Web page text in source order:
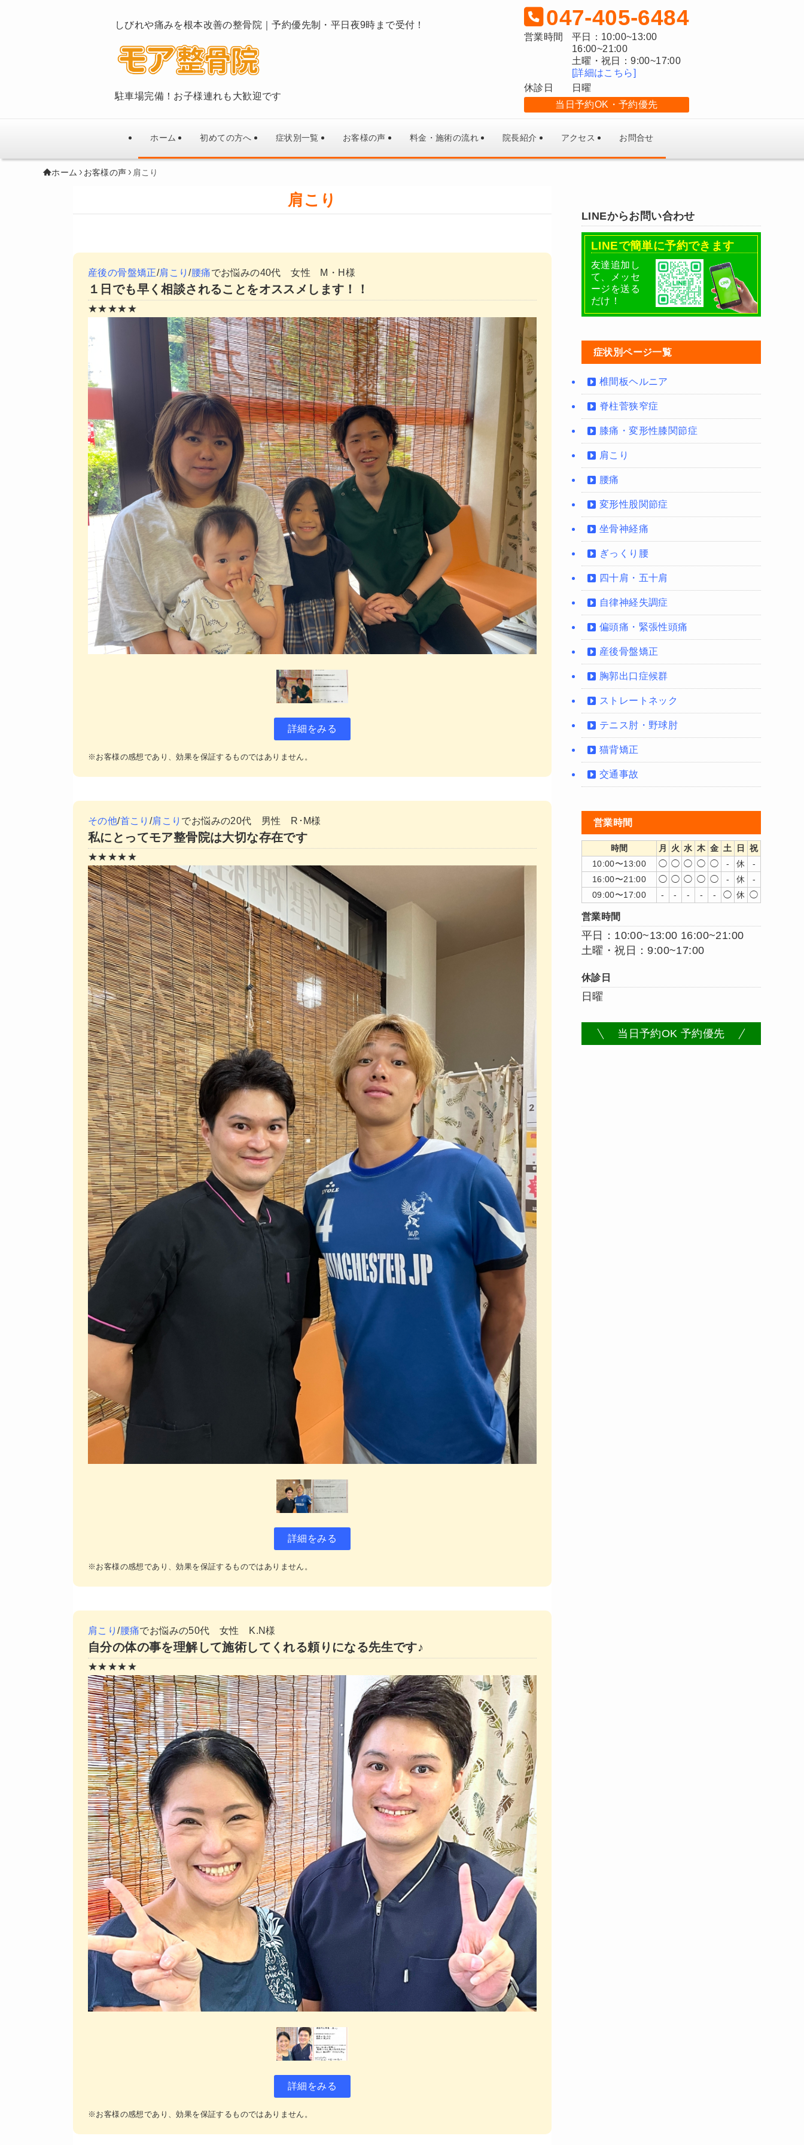
しびれや痛みを根本改善の整骨院｜予約優先制・平日夜9時まで受付！
駐車場完備！お子様連れも大歓迎です
047-405-6484
営業時間
平日：10:00~13:00
16:00~21:00
土曜・祝日：9:00~17:00
[詳細はこちら]
休診日
日曜
当日予約OK
予約優先
ホーム 初めての方へ 症状別一覧 お客様の声 料金・施術の流れ 院長紹介 アクセス お問合せ
ホーム お客様の声 肩こり
肩こり
産後の骨盤矯正/肩こり/腰痛でお悩みの40代 女性 M・H様
１日でも早く相談されることをオススメします！！
★★★★★
詳細をみる
※お客様の感想であり、効果を保証するものではありません。
その他/首こり /肩こり でお悩みの20代 男性 R･M様
私にとってモア整骨院は大切な存在です
★★★★★
詳細をみる
※お客様の感想であり、効果を保証するものではありません。
肩こり/腰痛でお悩みの50代 女性 K.N様
自分の体の事を理解して施術してくれる頼りになる先生です♪
★★★★★
詳細をみる
※お客様の感想であり、効果を保証するものではありません。
LINEからお問い合わせ
LINEで簡単に予約できます
友達追加し
て、メッセ
ージを送る
だけ！
症状別ページ一覧
椎間板ヘルニア
脊柱菅狭窄症
膝痛・変形性膝関節症
肩こり
腰痛
変形性股関節症
坐骨神経痛
ぎっくり腰
四十肩・五十肩
自律神経失調症
偏頭痛・緊張性頭痛
産後骨盤矯正
胸郭出口症候群
ストレートネック
テニス肘・野球肘
猫背矯正
交通事故
営業時間
時間 月 火 水 木 金 土 日
祝
10:00〜13:00
◯ ◯ ◯ ◯ ◯ - 休
-
16:00〜21:00
◯ ◯ ◯ ◯ ◯ - 休
-
09:00〜17:00
- - - - - ◯ 休 ◯
営業時間
平日：10:00~13:00 16:00~21:00
土曜・祝日：9:00~17:00
休診日
日曜
当日予約OK 予約優先